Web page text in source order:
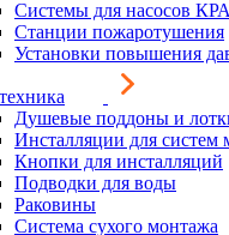
Системы для насосов
Станции пожаротушения
Установки повышения
Душевые поддоны и
Инсталляции для систем
Кнопки для инсталляций
Подводки для воды
Раковины
Система сухого монтажа